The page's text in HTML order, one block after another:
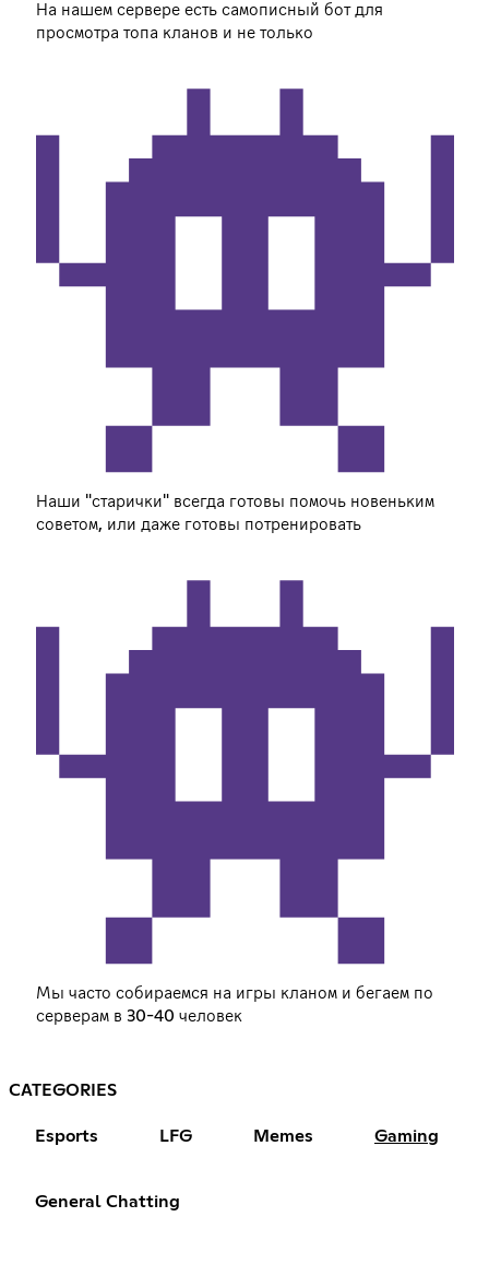
На нашем сервере есть самописный бот для
просмотра топа кланов и не только
Наши "старички" всегда готовы помочь новеньким
советом, или даже готовы потренировать
Мы часто собираемся на игры кланом и бегаем по
серверам в 30-40 человек
CATEGORIES
Esports LFG Memes Gaming
General Chatting